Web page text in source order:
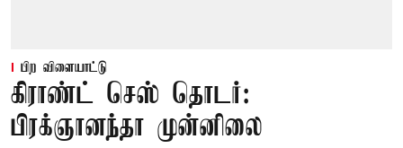
பிற விளையாட்டு
கிராண்ட் செஸ் தொடர்:
பிரக்ஞானந்தா முன்னிலை